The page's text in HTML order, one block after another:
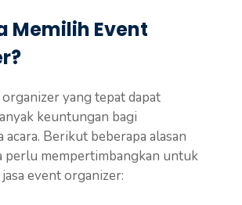
Memilih Event
yang tepat dapat
keuntungan bagi
Berikut beberapa alasan
perlu mempertimbangkan untuk
event organizer: